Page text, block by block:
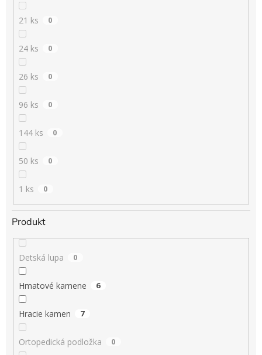
21 ks 0
24 ks 0
26 ks 0
96 ks 0
144 ks 0
50 ks 0
1 ks 0
Produkt
Detská lupa 0
Hmatové kamene 6
Hracie kamen 7
Ortopedická podložka 0